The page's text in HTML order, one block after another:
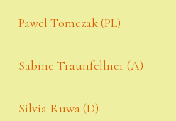
Pawel Tomczak (PL)
Sabine Traunfellner (A)
Silvia Ruwa (D)